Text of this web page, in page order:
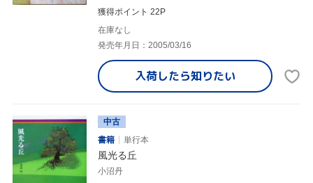
獲得ポイント 22P
在庫なし
発売年月日：2005/03/16
入荷したら知りたい
中古
書籍
単行本
風光る丘
小沼丹